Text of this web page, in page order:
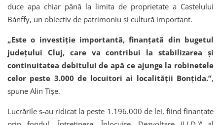
duce apa chiar până la limita de proprietate a Castelului
Bánffy, un obiectiv de patrimoniu și cultură important.
„Este o investiție importantă, finanțată din bugetul
județului Cluj, care va contribui la stabilizarea și
continuitatea debitului de apă ce ajunge la robinetele
celor peste 3.000 de locuitori ai localității Bonțida.”,
spune Alin Tișe.
Lucrările s-au ridicat la peste 1.196.000 de lei, fiind finanțate